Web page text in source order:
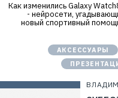
Как изменились Galaxy
- нейросети,
новый спортивный
АКСЕССУАРЫ